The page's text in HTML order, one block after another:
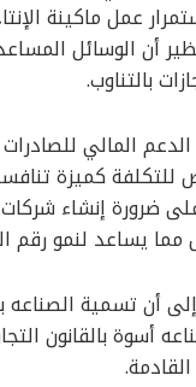
أن الوسائل
بالتناوب.
للتكلفة كميزة
ضرورة إنشاء
مما يساعد لنمو رقم
أن تسمية
أسوة بالقانون